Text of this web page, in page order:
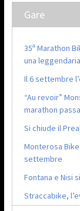
Gare
35ª Marathon
una
Il 6 settembre
“Au revoir”
marathon
Si chiude il
Monterosa
settembre
Fontana e Nisi
Straccabike,